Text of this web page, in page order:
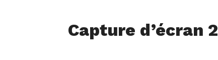
Capture d’écran